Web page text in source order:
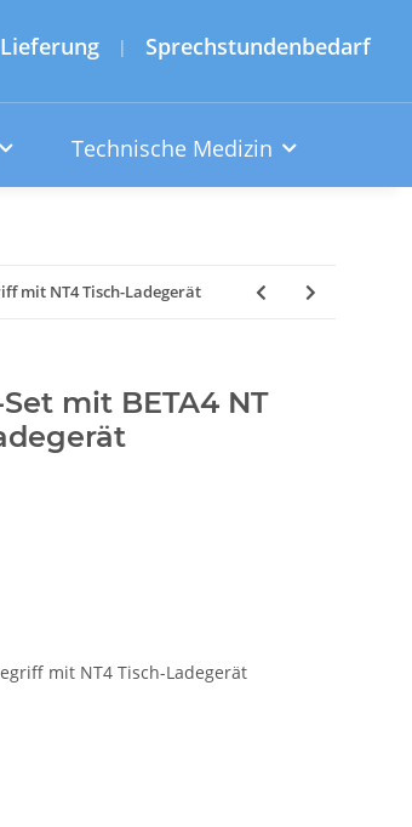
| Sprechstundenbedarf
Technische Medizin
mit NT4 Tisch-Ladegerät
mit BETA4 NT
mit NT4 Tisch-Ladegerät